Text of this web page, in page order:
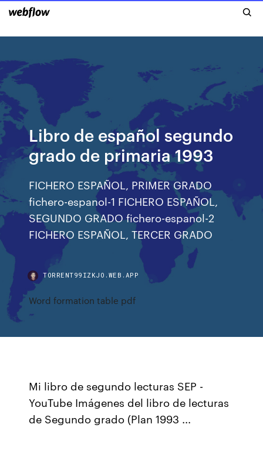
Libro de español segundo
grado de primaria 1993
FICHERO ESPAÑOL, PRIMER GRADO
fichero-espanol-1 FICHERO ESPAÑOL,
SEGUNDO GRADO fichero-espanol-2
FICHERO ESPAÑOL, TERCER GRADO
TORRENT99IZKJO.WEB.APP
Word formation table pdf
Mi libro de segundo lecturas SEP -
YouTube Imágenes del libro de lecturas
de Segundo grado (Plan 1993 ...